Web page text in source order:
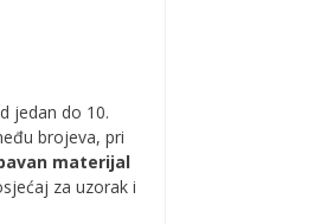
jedan do 10.
brojeva, pri
materijal
za uzorak i